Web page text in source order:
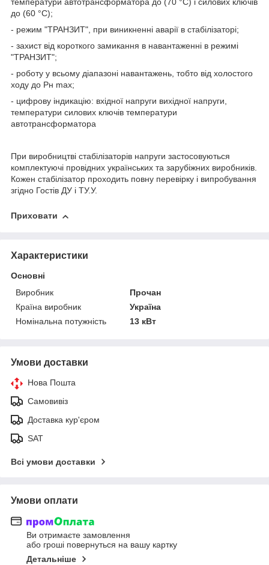
температури автотрансформатора до (70 °С) і силових ключів
до (60 °С);
- режим "ТРАНЗИТ", при виникненні аварії в стабілізаторі;
- захист від короткого замикання в навантаженні в режимі
"ТРАНЗИТ";
- роботу у всьому діапазоні навантажень, тобто від холостого
ходу до Рн mах;
- цифрову індикацію: вхідної напруги вихідної напруги,
температури силових ключів температури
автотрансформатора
При виробництві стабілізаторів напруги застосовуються
комплектуючі провідних українських та зарубіжних виробників.
Кожен стабілізатор проходить повну перевірку і випробування
згідно Гостів ДУ і ТУ.У.
Приховати
Характеристики
Основні
Виробник
Прочан
Країна виробник
Україна
Номінальна потужність
13 кВт
Умови доставки
Нова Пошта
Самовивіз
Доставка кур'єром
SAT
Всі умови доставки
Умови оплати
Ви отримаєте замовлення
або гроші повернуться на вашу картку
Детальніше